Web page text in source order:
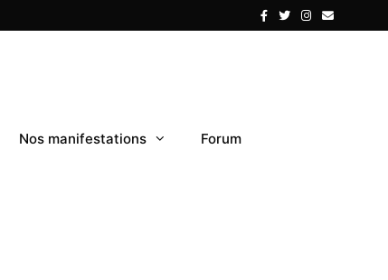
Nos manifestations Forum